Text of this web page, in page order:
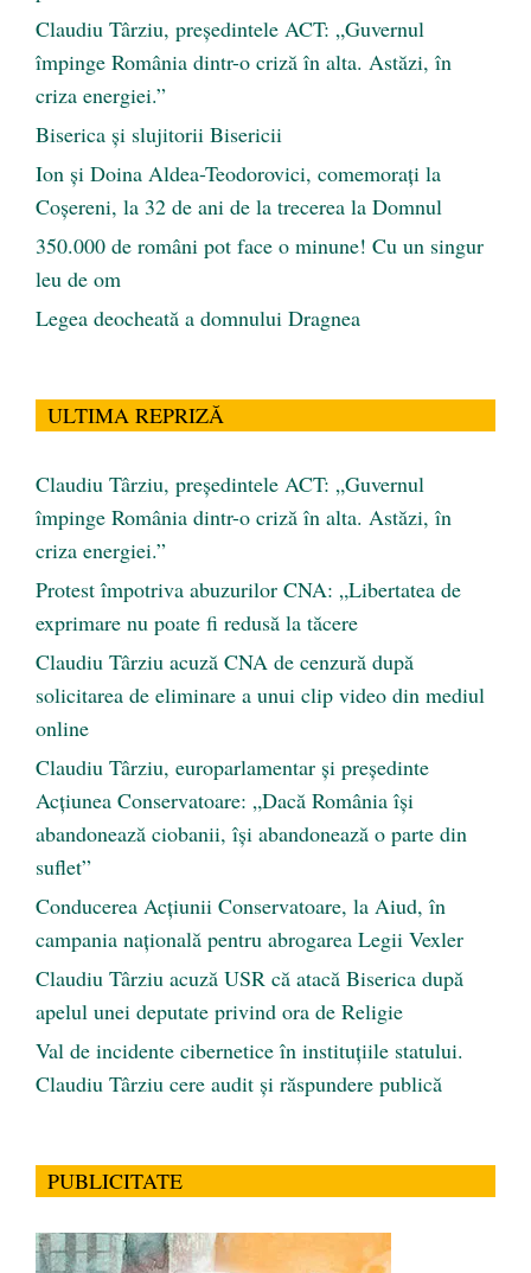
Claudiu Târziu, președintele ACT: „Guvernul
împinge România dintr-o criză în alta. Astăzi, în
criza energiei.”
Biserica și slujitorii Bisericii
Ion și Doina Aldea-Teodorovici, comemorați la
Coșereni, la 32 de ani de la trecerea la Domnul
350.000 de români pot face o minune! Cu un singur
leu de om
Legea deocheată a domnului Dragnea
ULTIMA REPRIZĂ
Claudiu Târziu, președintele ACT: „Guvernul
împinge România dintr-o criză în alta. Astăzi, în
criza energiei.”
Protest împotriva abuzurilor CNA: „Libertatea de
exprimare nu poate fi redusă la tăcere
Claudiu Târziu acuză CNA de cenzură după
solicitarea de eliminare a unui clip video din mediul
online
Claudiu Târziu, europarlamentar și președinte
Acțiunea Conservatoare: „Dacă România își
abandonează ciobanii, își abandonează o parte din
suflet”
Conducerea Acțiunii Conservatoare, la Aiud, în
campania națională pentru abrogarea Legii Vexler
Claudiu Târziu acuză USR că atacă Biserica după
apelul unei deputate privind ora de Religie
Val de incidente cibernetice în instituțiile statului.
Claudiu Târziu cere audit și răspundere publică
PUBLICITATE